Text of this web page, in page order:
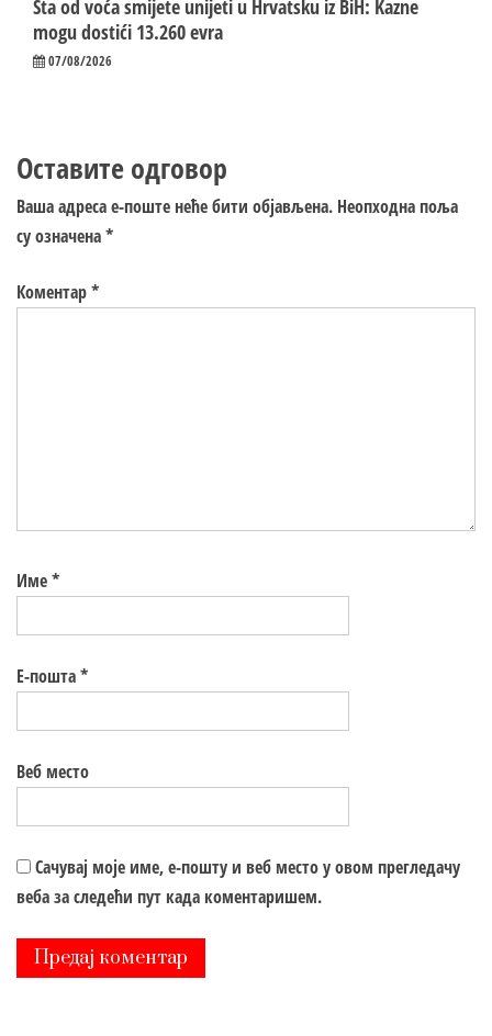
Šta od voća smijete unijeti u Hrvatsku iz BiH: Kazne
mogu dostići 13.260 evra
07/08/2026
Оставите одговор
Ваша адреса е-поште неће бити објављена. Неопходна поља
су означена*
Коментар*
Име*
Е-пошта*
Веб место
Сачувај моје име, е-пошту и веб место у овом прегледачу
веба за следећи пут када коментаришем.